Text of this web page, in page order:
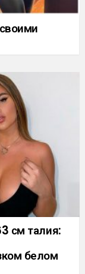
см талия:
белом